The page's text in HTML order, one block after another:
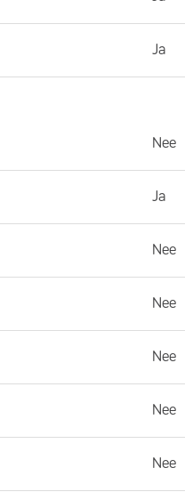
Ja
Nee
Ja
Nee
Nee
Nee
Nee
Nee